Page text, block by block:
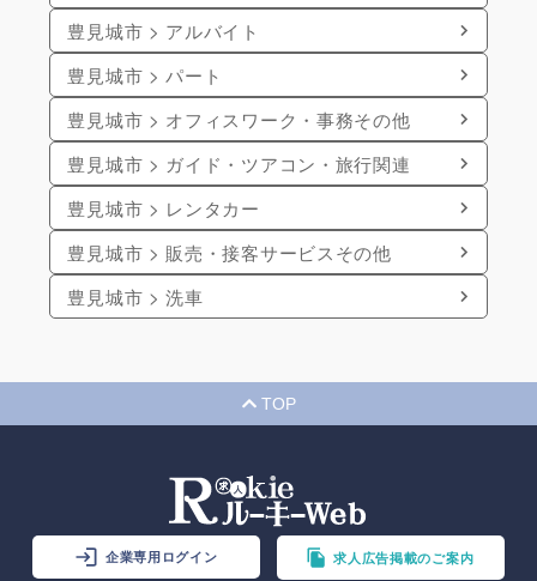
豊見城市 > アルバイト
豊見城市 > パート
豊見城市 > オフィスワーク・事務その他
豊見城市 > ガイド・ツアコン・旅行関連
豊見城市 > レンタカー
豊見城市 > 販売・接客サービスその他
豊見城市 > 洗車
TOP
企業専用ログイン 求人広告掲載のご案内